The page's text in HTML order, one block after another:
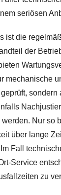
seriösen
ist die
der
mechanische
Nur so
über lange
Fall
Service
zu